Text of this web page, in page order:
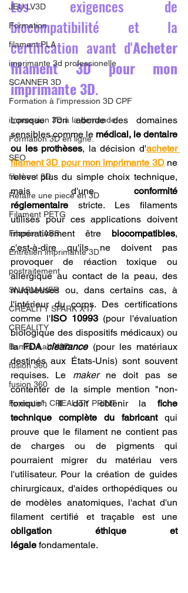
JEU LV3D
Formation
filament PLA
imprimante 3d professionelle
SCANNER 3D
Formation à l'impression 3D CPF
impression 3D à la demande
Formation 3D en ligne.
SEO
filament 3D
Refaire une piece en 3D
Filament PETG
Filament ABS
Entretien imprimante 3D
postraitement
SNAPMAKER
CRÉALITY SPARK X I7
CREALITY
Bambu Lab X2D
fusion 360
fusion 360
Formation CREALITY PRINT
Les exigences de
biocompatibilité et la
certification avant d'Acheter
filament 3D pour mon
imprimante 3D.
Lorsque l'on aborde des domaines
sensibles comme le médical, le dentaire
ou les prothèses, la décision d'acheter
filament 3D pour mon imprimante 3D ne
relève plus du simple choix technique,
mais d'une conformité
réglementaire stricte. Les filaments
utilisés pour ces applications doivent
impérativement être biocompatibles,
c'est-à-dire qu'ils ne doivent pas
provoquer de réaction toxique ou
allergique au contact de la peau, des
muqueuses ou, dans certains cas, à
l'intérieur du corps. Des certifications
comme l'ISO 10993 (pour l'évaluation
biologique des dispositifs médicaux) ou
la FDA clearance (pour les matériaux
destinés aux États-Unis) sont souvent
requises. Le maker ne doit pas se
contenter de la simple mention "non-
toxique". Il doit obtenir la fiche
technique complète du fabricant qui
prouve que le filament ne contient pas
de charges ou de pigments qui
pourraient migrer du matériau vers
l'utilisateur. Pour la création de guides
chirurgicaux, d'aides orthopédiques ou
de modèles anatomiques, l'achat d'un
obligation éthique et
légale fondamentale.